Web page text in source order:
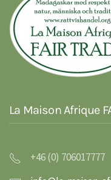
La Maison Afrique
+46 (0) 706017777